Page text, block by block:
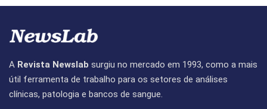
A Revista Newslab surgiu no mercado em 1993, como a mais
útil ferramenta de trabalho para os setores de análises
clínicas, patologia e bancos de sangue.